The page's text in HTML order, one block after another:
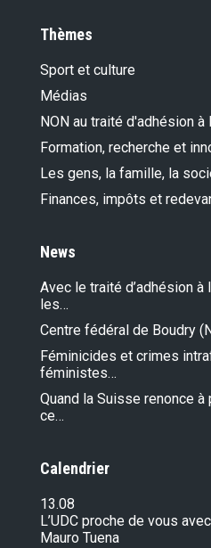
Thèmes
Sport et culture
Médias
NON au traité d'adhésion à
Formation, recherche et
Les gens, la famille, la
Finances, impôts et
News
Avec le traité d’adhésion à
les…
Centre fédéral de Boudry
Féminicides et crimes
féministes…
Quand la Suisse renonce
ce…
Calendrier
13.08
L’UDC proche de vous
Mauro Tuena